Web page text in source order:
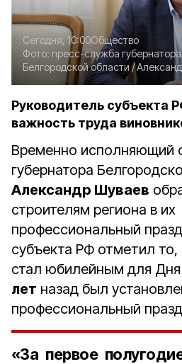
Сегодня, 10:00Общество
Фото:пресс-служба
Белгородской области /
Руководитель субъекта
важность труда
Временно исполняющий
губернатора
Александр Шуваев
строителям региона в их
профессиональный
субъекта РФ отметил то,
стал юбилейным для Дня
лет назад был
профессиональный
«За первое